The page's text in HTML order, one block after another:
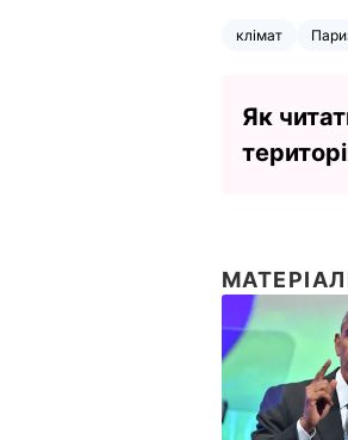
клімат
Як